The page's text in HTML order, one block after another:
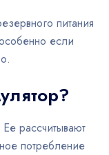
питания
если
рассчитывают
потребление